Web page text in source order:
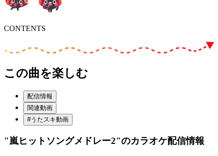
CONTENTS
この曲を楽しむ
配信情報
関連動画
#うたスキ動画
"嵐ヒットソングメドレー2"のカラオケ配信情報